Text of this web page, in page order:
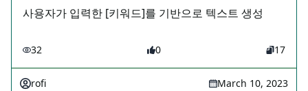
사용자가 입력한 [키워드]를 기반으로 텍스트 생성
32 0 17
rofi March 10, 2023